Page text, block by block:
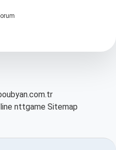
nttgame Sitemap